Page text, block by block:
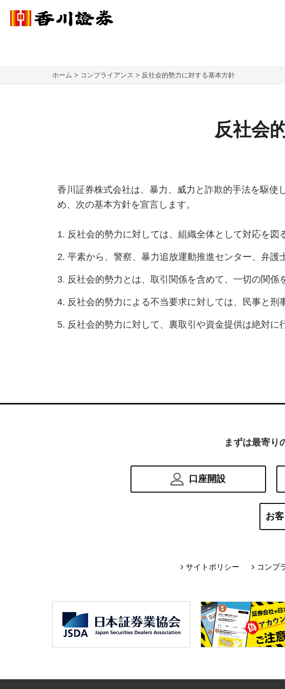
ホーム コンプライアンス 反社会的勢力に対する基本方針
反社会
香川証券株式会社は、暴力、威力と詐欺的手法を駆
め、次の基本方針を宣言します。
反社会的勢力に対しては、組織全体として対応を図
平素から、警察、暴力追放運動推進センター、弁護
反社会的勢力とは、取引関係を含めて、一切の関係
反社会的勢力による不当要求に対しては、民事と刑
反社会的勢力に対して、裏取引や資金提供は絶対に
まずは最寄り
口座開設
お
サイトポリシー コンプ